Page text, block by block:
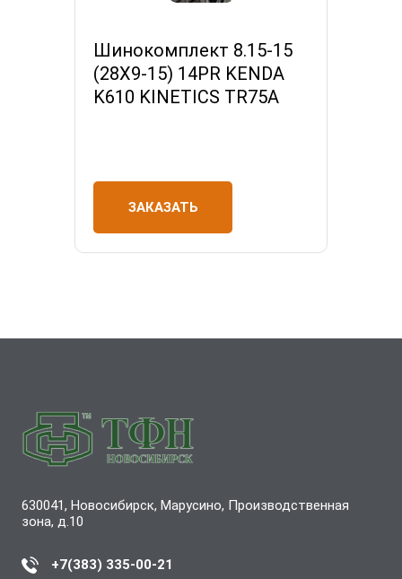
Шинокомплект 8.15-15
(28X9-15) 14PR KENDA
K610 KINETICS TR75A
ЗАКАЗАТЬ
630041, Новосибирск, Марусино, Производственная
зона, д.10
+7(383) 335-00-21